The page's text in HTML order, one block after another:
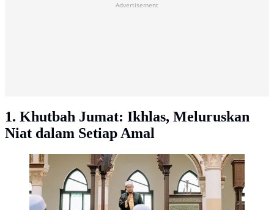
Advertisement
1. Khutbah Jumat: Ikhlas, Meluruskan
Niat dalam Setiap Amal